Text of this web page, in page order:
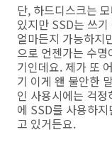
단, 하드디스크는
있지만 SSD는 쓰
얼마든지 가능하지
으로 언젠가는 수
기인데요. 제가 또
기 이게 왠 불안한
인 사용시에는 걱
에 SSD를 사용하
고 있거든요.